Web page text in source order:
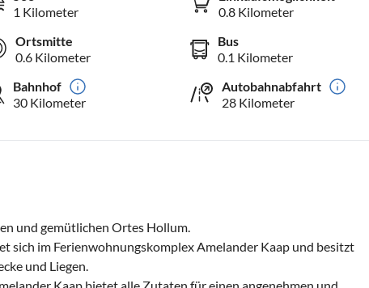
1 Kilometer
0.8 Kilometer
Ortsmitte
0.6 Kilometer
Bus
0.1 Kilometer
Bahnhof
30 Kilometer
Autobahnabfahrt
28 Kilometer
und gemütlichen Ortes Hollum.
sich im Ferienwohnungskomplex Amelander Kaap und besitzt
und Liegen.
Kaap bietet alle Zutaten für einen angenehmen und